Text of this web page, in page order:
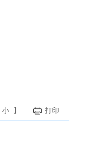
小 】 打印